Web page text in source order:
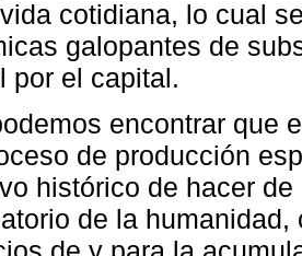
cotidiana, lo cual
galopantes de
por el capital.
encontrar que
de producción
histórico de hacer
de la